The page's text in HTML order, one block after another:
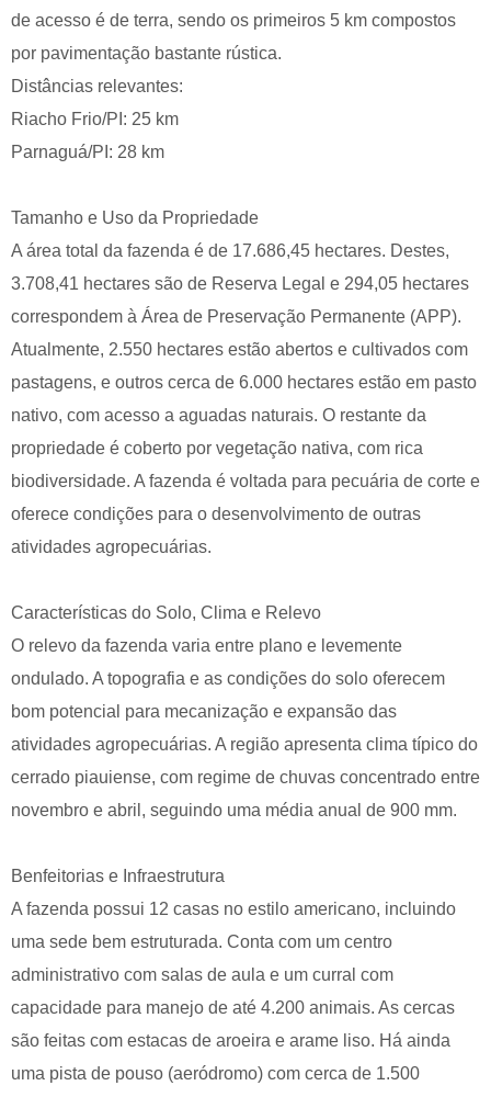
de acesso é de terra, sendo os primeiros 5 km compostos
por pavimentação bastante rústica.
Distâncias relevantes:
Riacho Frio/PI: 25 km
Parnaguá/PI: 28 km
Tamanho e Uso da Propriedade
A área total da fazenda é de 17.686,45 hectares. Destes,
3.708,41 hectares são de Reserva Legal e 294,05 hectares
correspondem à Área de Preservação Permanente (APP).
Atualmente, 2.550 hectares estão abertos e cultivados com
pastagens, e outros cerca de 6.000 hectares estão em pasto
nativo, com acesso a aguadas naturais. O restante da
propriedade é coberto por vegetação nativa, com rica
biodiversidade. A fazenda é voltada para pecuária de corte e
oferece condições para o desenvolvimento de outras
atividades agropecuárias.
Características do Solo, Clima e Relevo
O relevo da fazenda varia entre plano e levemente
ondulado. A topografia e as condições do solo oferecem
bom potencial para mecanização e expansão das
atividades agropecuárias. A região apresenta clima típico do
cerrado piauiense, com regime de chuvas concentrado entre
novembro e abril, seguindo uma média anual de 900 mm.
Benfeitorias e Infraestrutura
A fazenda possui 12 casas no estilo americano, incluindo
uma sede bem estruturada. Conta com um centro
administrativo com salas de aula e um curral com
capacidade para manejo de até 4.200 animais. As cercas
são feitas com estacas de aroeira e arame liso. Há ainda
uma pista de pouso (aeródromo) com cerca de 1.500